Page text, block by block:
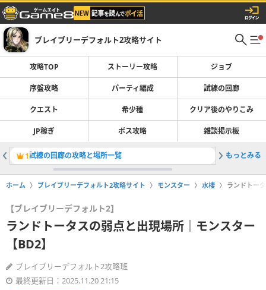
ブレイブリーデフォルト2攻略サイト
攻略TOP ストーリー攻略 ジョブ
序盤攻略 パーティ編成 試練の回廊
クエスト 希少種 クリア後のやりこみ
JP稼ぎ ボス攻略 雑談掲示板
1試練の回廊の攻略と場所一覧 2試練の
もっとみる
ホーム ブレイブリーデフォルト2攻略サイト モンスター 水棲 ランドトー
【ブレイブリーデフォルト2】
ランドトータスの弱点と出現場所｜モンスター
【BD2】
ブレイブリーデフォルト2攻略班
最終更新日：2025.11.20 21:15